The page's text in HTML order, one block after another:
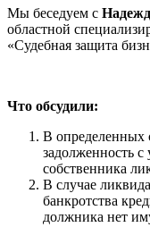
Мы беседуем с
областной
«Судебная защита
Что обсудили:
В определенных
задолженность с
собственника
В случае
банкротства
должника нет